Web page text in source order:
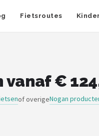
Fietsroutes
€
of overigeNogan